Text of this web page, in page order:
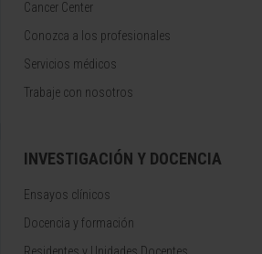
Cancer Center
Conozca a los profesionales
Servicios médicos
Trabaje con nosotros
INVESTIGACIÓN Y DOCENCIA
Ensayos clínicos
Docencia y formación